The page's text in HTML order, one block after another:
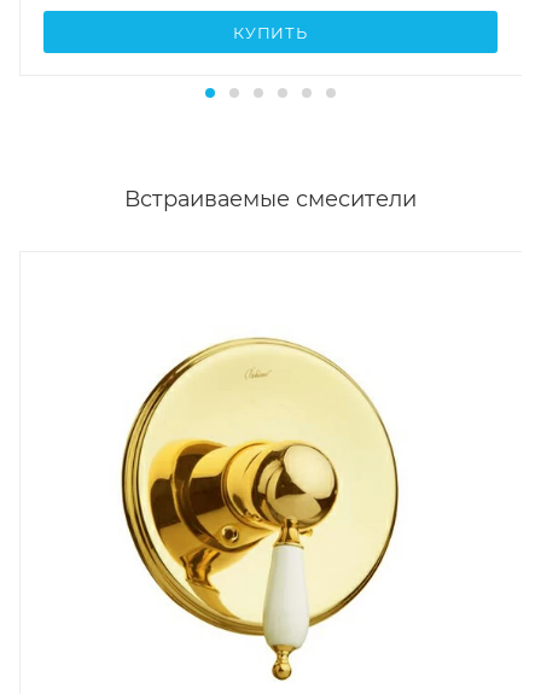
КУПИТЬ
Встраиваемые смесители